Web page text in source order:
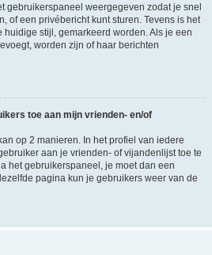
gebruikerspaneel weergegeven zodat je snel
of een privébericht kunt sturen. Tevens is het
stijl, gemarkeerd worden. Als je een
worden zijn of haar berichten
toe aan mijn vrienden- en/of
op 2 manieren. In het profiel van iedere
aan je vrienden- of vijandenlijst toe te
het gebruikerspaneel, je moet dan een
pagina kun je gebruikers weer van de